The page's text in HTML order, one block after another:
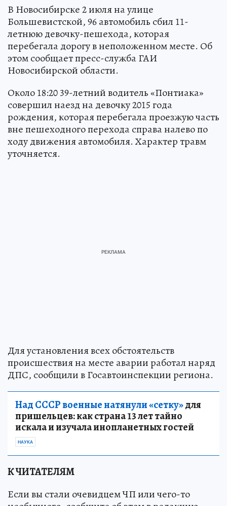
В Новосибирске 2 июля на улице
Большевистской, 96 автомобиль сбил 11-
летнюю девочку-пешехода, которая
перебегала дорогу в неположенном месте. Об
этом сообщает пресс-служба ГАИ
Новосибирской области.
Около 18:20 39-летний водитель «Понтиака»
совершил наезд на девочку 2015 года
рождения, которая перебегала проезжую часть
вне пешеходного перехода справа налево по
ходу движения автомобиля. Характер травм
уточняется.
Для установления всех обстоятельств
происшествия на месте аварии работал наряд
ДПС, сообщили в Госавтоинспекции региона.
Над СССР военные натянули «сетку»для
пришельцев: как страна 13 лет тайно
искала и изучала инопланетных гостей
НАУКА
К ЧИТАТЕЛЯМ
Если вы стали очевидцем ЧП или чего-то